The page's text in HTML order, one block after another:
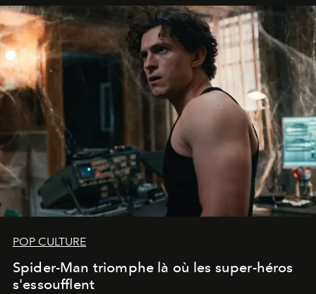
POP CULTURE
Spider-Man triomphe là où les super-héros
s'essoufflent